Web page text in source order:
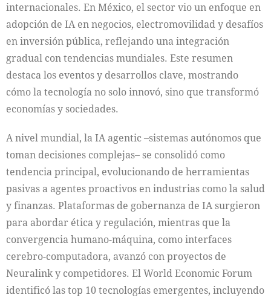
internacionales. En México, el sector vio un enfoque en
adopción de IA en negocios, electromovilidad y desafíos
en inversión pública, reflejando una integración
gradual con tendencias mundiales. Este resumen
destaca los eventos y desarrollos clave, mostrando
cómo la tecnología no solo innovó, sino que transformó
economías y sociedades.
A nivel mundial, la IA agentic –sistemas autónomos que
toman decisiones complejas– se consolidó como
tendencia principal, evolucionando de herramientas
pasivas a agentes proactivos en industrias como la salud
y finanzas. Plataformas de gobernanza de IA surgieron
para abordar ética y regulación, mientras que la
convergencia humano-máquina, como interfaces
cerebro-computadora, avanzó con proyectos de
Neuralink y competidores. El World Economic Forum
identificó las top 10 tecnologías emergentes, incluyendo